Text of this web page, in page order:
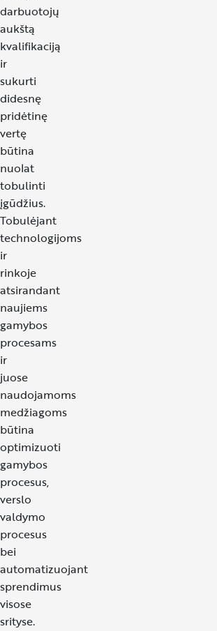
darbuotojų
aukštą
kvalifikaciją
ir
sukurti
didesnę
pridėtinę
vertę
būtina
nuolat
tobulinti
įgūdžius.
Tobulėjant
technologijoms
ir
rinkoje
atsirandant
naujiems
gamybos
procesams
ir
juose
naudojamoms
medžiagoms
būtina
optimizuoti
gamybos
procesus,
verslo
valdymo
procesus
bei
automatizuojant
sprendimus
visose
srityse.